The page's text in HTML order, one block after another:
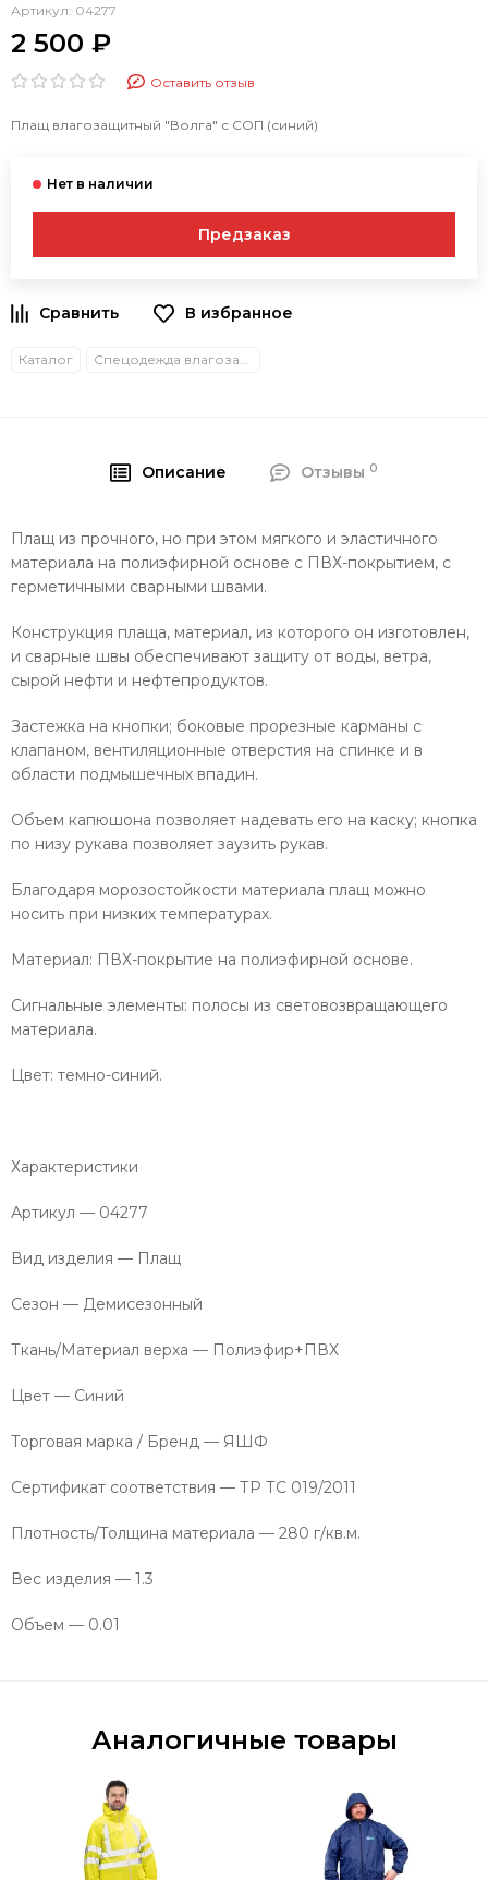
Артикул: 04277
2 500 ₽
Оставить отзыв
Плащ влагозащитный "Волга" с СОП (синий)
Предзаказ
В избранное
Каталог Спецодежда влагозащитная
Описание Отзывы 0
Плащ из прочного, но при этом мягкого и эластичного
материала на полиэфирной основе с ПВХ-покрытием, с
герметичными сварными швами.
Конструкция плаща, материал, из которого он изготовлен,
и сварные швы обеспечивают защиту от воды, ветра,
сырой нефти и нефтепродуктов.
Застежка на кнопки; боковые прорезные карманы с
клапаном, вентиляционные отверстия на спинке и в
области подмышечных впадин.
Объем капюшона позволяет надевать его на каску; кнопка
по низу рукава позволяет заузить рукав.
Благодаря морозостойкости материала плащ можно
носить при низких температурах.
Материал: ПВХ-покрытие на полиэфирной основе.
Сигнальные элементы: полосы из световозвращающего
материала.
Цвет: темно-синий.
Характеристики
Артикул — 04277
Вид изделия — Плащ
Сезон — Демисезонный
Ткань/Материал верха — Полиэфир+ПВХ
Цвет — Синий
Торговая марка / Бренд — ЯШФ
Сертификат соответствия — ТР ТС 019/2011
Плотность/Толщина материала — 280 г/кв.м.
Вес изделия — 1.3
Объем — 0.01
Аналогичные товары